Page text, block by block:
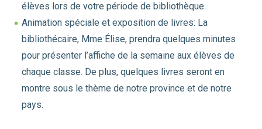
élèves lors de votre période de bibliothèque.
Animation spéciale et exposition de livres: La
bibliothécaire, Mme Élise, prendra quelques minutes
pour présenter l’affiche de la semaine aux élèves de
chaque classe. De plus, quelques livres seront en
montre sous le thème de notre province et de notre
pays.